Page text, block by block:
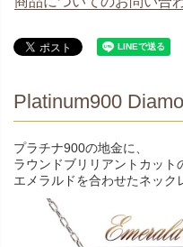
Platinum900
プラチナ900の地金に、
ラウンドブリリアントカッ
エメラルドを合わせたネック